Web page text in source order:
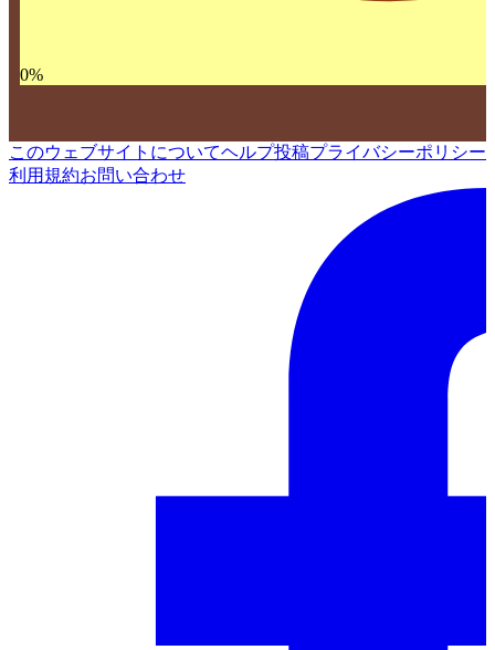
0%
このウェブサイトについてヘルプ投稿プライバシーポリシー
利用規約お問い合わせ